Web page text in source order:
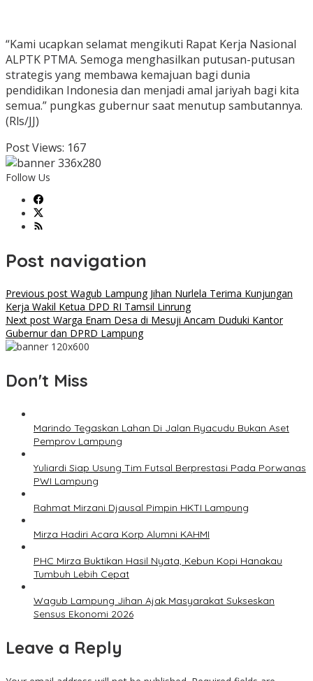
“Kami ucapkan selamat mengikuti Rapat Kerja Nasional
ALPTK PTMA. Semoga menghasilkan putusan-putusan
strategis yang membawa kemajuan bagi dunia
pendidikan Indonesia dan menjadi amal jariyah bagi kita
semua.” pungkas gubernur saat menutup sambutannya.
(Rls/JJ)
Post Views: 167
Follow Us
Post navigation
Previous post Wagub Lampung Jihan Nurlela Terima Kunjungan
Kerja Wakil Ketua DPD RI Tamsil Linrung
Next post Warga Enam Desa di Mesuji Ancam Duduki Kantor
Gubernur dan DPRD Lampung
Don't Miss
Marindo Tegaskan Lahan Di Jalan Ryacudu Bukan Aset
Pemprov Lampung
Yuliardi Siap Usung Tim Futsal Berprestasi Pada Porwanas
PWI Lampung
Rahmat Mirzani Djausal Pimpin HKTI Lampung
Mirza Hadiri Acara Korp Alumni KAHMI
PHC Mirza Buktikan Hasil Nyata, Kebun Kopi Hanakau
Tumbuh Lebih Cepat
Wagub Lampung Jihan Ajak Masyarakat Sukseskan
Sensus Ekonomi 2026
Leave a Reply